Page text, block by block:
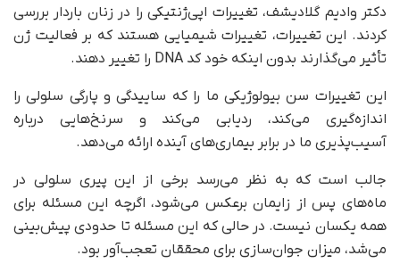
دکتر وادیم گلادیشف، تغییرات اپی‌ژنتیکی را در زنان باردار بررسی
کردند. این تغییرات، تغییرات شیمیایی هستند که بر فعالیت ژن
تأثیر می‌گذارند بدون اینکه خود کد DNA را تغییر دهند.
این تغییرات سن بیولوژیکی ما را که ساییدگی و پارگی سلولی را
اندازه‌گیری می‌کند، ردیابی می‌کند و سرنخ‌هایی درباره
آسیب‌پذیری ما در برابر بیماری‌های آینده ارائه می‌دهد.
جالب است که به نظر می‌رسد برخی از این پیری سلولی در
ماه‌های پس از زایمان برعکس می‌شود، اگرچه این مسئله برای
همه یکسان نیست. در حالی که این مسئله تا حدودی پیش‌بینی
می‌شد، میزان جوان‌سازی برای محققان تعجب‌آور بود.